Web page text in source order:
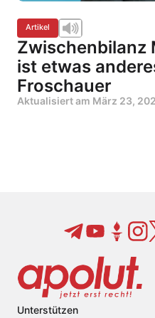
Artikel
Zwischenbilanz
ist etwas
Froschauer
Aktualisiert am März 23,
Unterstützen